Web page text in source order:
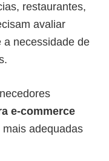
restaurantes,
avaliar
a necessidade de
e-commerce
adequadas